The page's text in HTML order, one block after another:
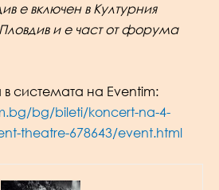
е включен в Културния
и е част от форума
системата на Eventim:
bg/bileti/koncert-na-4-
theatre-678643/event.html